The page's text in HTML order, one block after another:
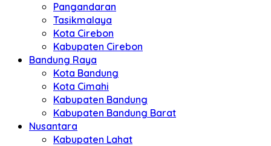
Pangandaran
Tasikmalaya
Kota Cirebon
Kabupaten Cirebon
Bandung Raya
Kota Bandung
Kota Cimahi
Kabupaten Bandung
Kabupaten Bandung Barat
Nusantara
Kabupaten Lahat